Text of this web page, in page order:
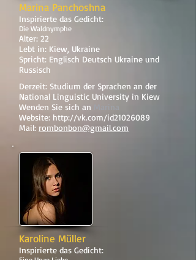
Marina Panchoshna
Inspirierte das Gedicht:
Die Waldnymphe
Alter: 22
Lebt in: Kiew, Ukraine
Spricht: Englisch Deutsch Ukraine und
Russisch
Derzeit: Studium der Sprachen an der
National Linguistic University in Kiew
Wenden Sie sich an
Marina
Website: http://vk.com/id21026089
Mail: rombonbon@gmail.com
Karoline Müller
Inspirierte das Gedicht: